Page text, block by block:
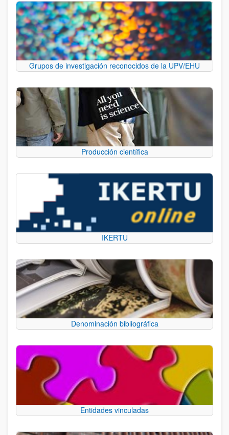
Grupos de investigación reconocidos de la UPV/EHU
Producción científica
IKERTU
Denominación bibliográfica
Entidades vinculadas